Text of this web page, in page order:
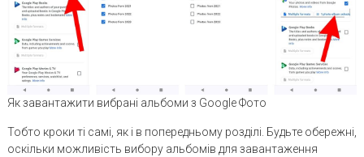
Як завантажити вибрані альбоми з Google Фото
Тобто кроки ті самі, як і в попередньому розділі. Будьте обережні,
оскільки можливість вибору альбомів для завантаження